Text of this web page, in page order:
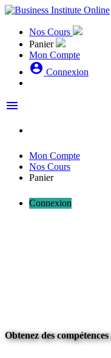
Nos Cours
Panier
Mon Compte
account_circle Connexion
menu
Mon Compte
Nos Cours
Panier
Connexion
Obtenez des